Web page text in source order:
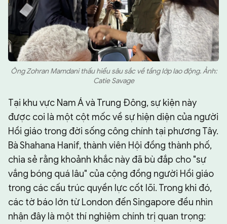
Ông Zohran Mamdani thấu hiểu sâu sắc về tầng lớp lao động. Ảnh:
Catie Savage
Tại khu vực Nam Á và Trung Đông, sự kiện này
được coi là một cột mốc về sự hiện diện của người
Hồi giáo trong đời sống công chính tại phương Tây.
Bà Shahana Hanif, thành viên Hội đồng thành phố,
chia sẻ rằng khoảnh khắc này đã bù đắp cho "sự
vắng bóng quá lâu" của cộng đồng người Hồi giáo
trong các cấu trúc quyền lực cốt lõi. Trong khi đó,
các tờ báo lớn từ London đến Singapore đều nhìn
nhận đây là một thí nghiệm chính trị quan trọng: